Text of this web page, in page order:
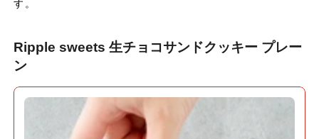
す。
Ripple sweets 生チョコサンドクッキー プレー
ン